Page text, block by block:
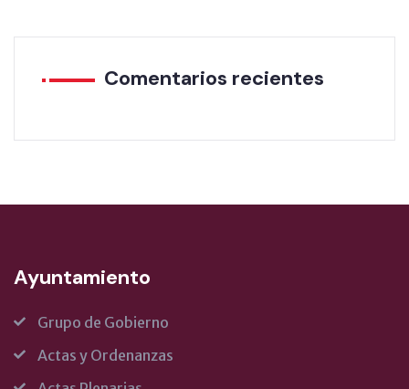
Comentarios recientes
Ayuntamiento
Grupo de Gobierno
Actas y Ordenanzas